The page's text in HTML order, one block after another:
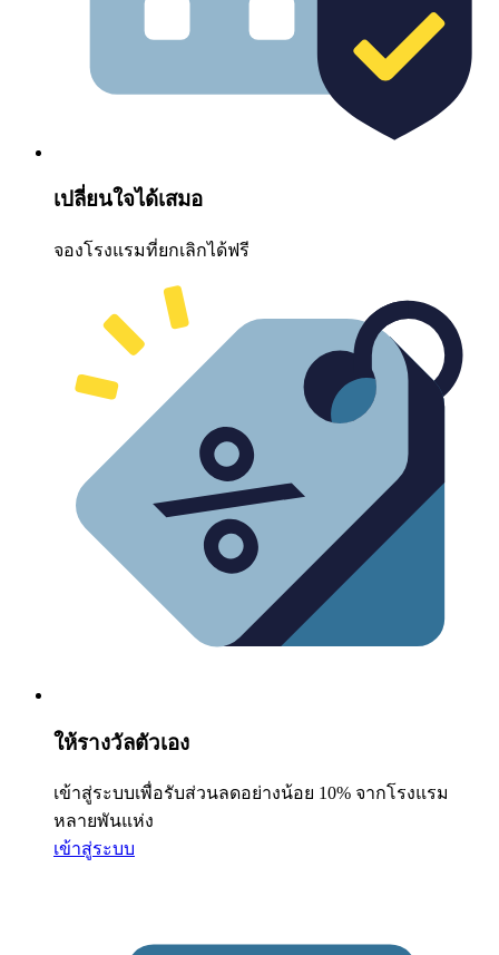
เปลี่ยนใจได้เสมอ
จองโรงแรมที่ยกเลิกได้ฟรี
ให้รางวัลตัวเอง
เข้าสู่ระบบเพื่อรับส่วนลดอย่างน้อย 10% จากโรงแรม
หลายพันแห่ง
เข้าสู่ระบบ